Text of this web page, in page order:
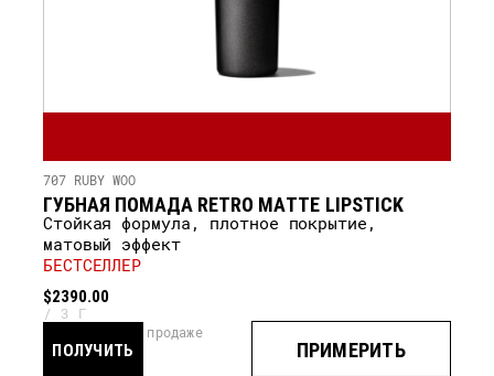
707 RUBY WOO
ГУБНАЯ ПОМАДА RETRO MATTE LIPSTICK
Стойкая формула, плотное покрытие,
матовый эффект
БЕСТСЕЛЛЕР
$2390.00
3 Г
ПРИМЕРИТЬ
ПОЛУЧИТЬ
скоро в продаже